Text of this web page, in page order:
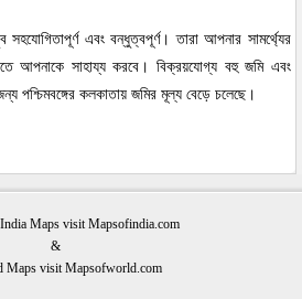
সহযোগিতাপূর্ণ এবং বন্ধুত্বপূর্ণ। তারা আপনার সামর্থ্যের
আপনাকে সাহায্য করবে। বিক্রয়যোগ্য বহু জমি এবং
পশ্চিমবঙ্গের কলকাতায় জমির মূল্য বেড়ে চলেছে।
Maps visit Mapsofindia.com
&
Maps visit Mapsofworld.com